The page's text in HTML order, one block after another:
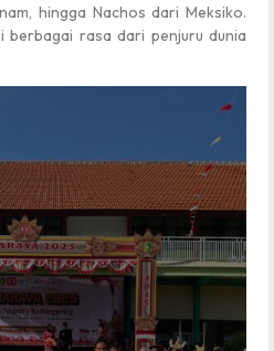
hingga Nachos dari Meksiko.
berbagai rasa dari penjuru dunia